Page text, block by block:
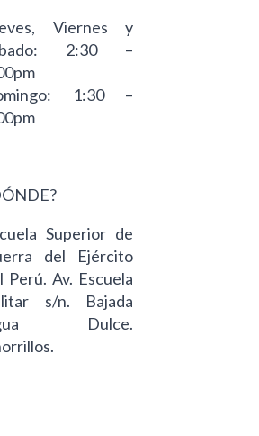
Viernes y
2:30 –
1:30 –
Superior de
del Ejército
Perú. Av. Escuela
s/n. Bajada
Dulce.